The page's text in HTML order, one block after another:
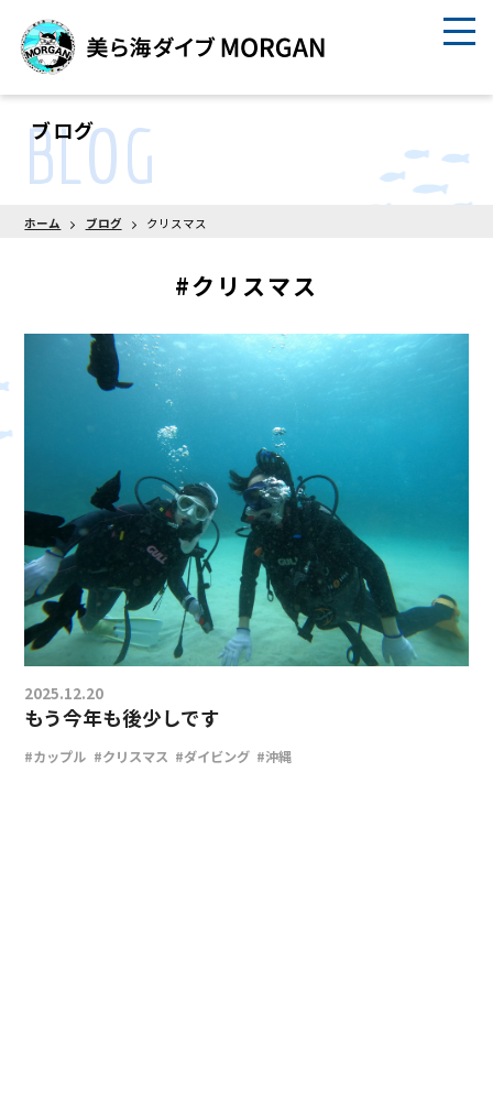
ブログ
BLOG
ホーム ブログ クリスマス
#クリスマス
2025.12.20
もう今年も後少しです
#カップル #クリスマス #ダイビング #沖縄